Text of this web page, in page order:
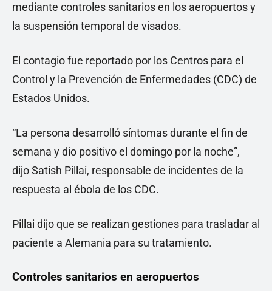
mediante controles sanitarios en los aeropuertos y
la suspensión temporal de visados.
El contagio fue reportado por los Centros para el
Control y la Prevención de Enfermedades (CDC) de
Estados Unidos.
“La persona desarrolló síntomas durante el fin de
semana y dio positivo el domingo por la noche”,
dijo Satish Pillai, responsable de incidentes de la
respuesta al ébola de los CDC.
Pillai dijo que se realizan gestiones para trasladar al
paciente a Alemania para su tratamiento.
Controles sanitarios en aeropuertos